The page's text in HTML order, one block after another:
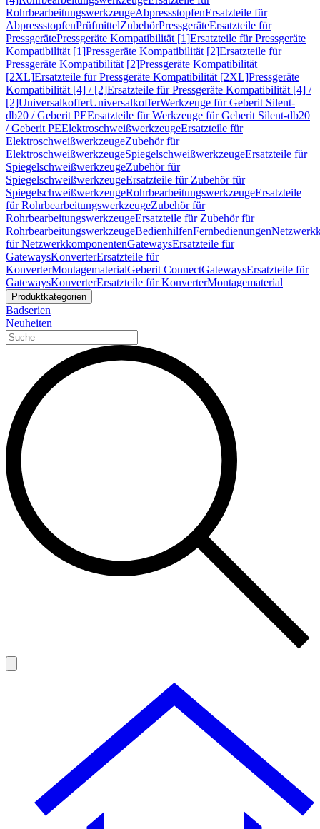
RohrbearbeitungswerkzeugeAbpressstopfenErsatzteile für
AbpressstopfenPrüfmittelZubehörPressgeräteErsatzteile für
PressgerätePressgeräte Kompatibilität [1]Ersatzteile für Pressgeräte
Kompatibilität [1]Pressgeräte Kompatibilität [2]Ersatzteile für
Pressgeräte Kompatibilität [2]Pressgeräte Kompatibilität
[2XL]Ersatzteile für Pressgeräte Kompatibilität [2XL]Pressgeräte
Kompatibilität [4] / [2]Ersatzteile für Pressgeräte Kompatibilität [4] /
[2]UniversalkofferUniversalkofferWerkzeuge für Geberit Silent-
db20 / Geberit PEErsatzteile für Werkzeuge für Geberit Silent-db20
/ Geberit PEElektroschweißwerkzeugeErsatzteile für
ElektroschweißwerkzeugeZubehör für
ElektroschweißwerkzeugeSpiegelschweißwerkzeugeErsatzteile für
SpiegelschweißwerkzeugeZubehör für
SpiegelschweißwerkzeugeErsatzteile für Zubehör für
SpiegelschweißwerkzeugeRohrbearbeitungswerkzeugeErsatzteile
für RohrbearbeitungswerkzeugeZubehör für
RohrbearbeitungswerkzeugeErsatzteile für Zubehör für
RohrbearbeitungswerkzeugeBedienhilfenFernbedienungen
für NetzwerkkomponentenGatewaysErsatzteile für
GatewaysKonverterErsatzteile für
KonverterMontagematerialGeberit ConnectGatewaysErsatzteile für
GatewaysKonverterErsatzteile für KonverterMontagematerial
Produktkategorien
Badserien
Neuheiten